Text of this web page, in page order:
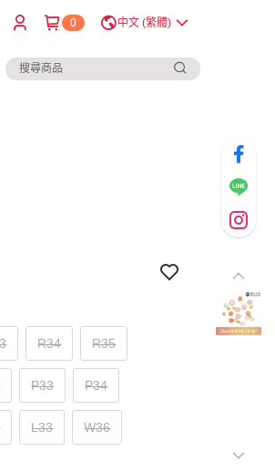
0 中文 (繁體)
R34 R35
P33 P34
L33 W36